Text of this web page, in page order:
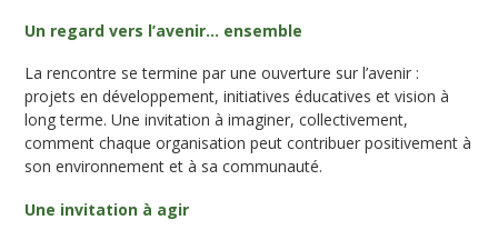
Un regard vers l’avenir… ensemble
La rencontre se termine par une ouverture sur l’avenir :
projets en développement, initiatives éducatives et vision à
long terme. Une invitation à imaginer, collectivement,
comment chaque organisation peut contribuer positivement à
son environnement et à sa communauté.
Une invitation à agir